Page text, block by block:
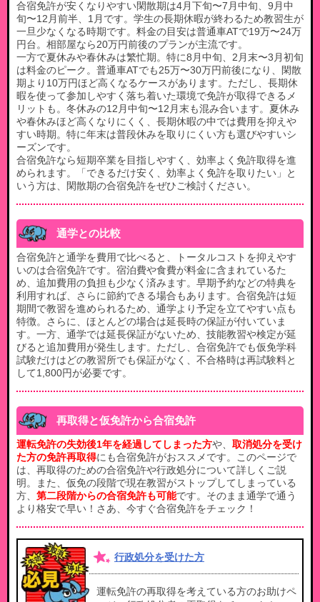
合宿免許が安くなりやすい閑散期は4月下旬〜7月中旬、9月中
旬〜12月前半、1月です。学生の長期休暇が終わるため教習生が
一旦少なくなる時期です。料金の目安は普通車ATで19万〜24万
円台。相部屋なら20万円前後のプランが主流です。
一方で夏休みや春休みは繁忙期。特に8月中旬、2月末〜3月初旬
は料金のピーク。普通車ATでも25万〜30万円前後になり、閑散
期より10万円ほど高くなるケースがあります。ただし、長期休
暇を使って参加しやすく落ち着いた環境で免許が取得できるメ
リットも。冬休みの12月中旬〜12月末も混み合います。夏休み
や春休みほど高くなりにくく、長期休暇の中では費用を抑えや
すい時期。特に年末は普段休みを取りにくい方も選びやすいシ
ーズンです。
合宿免許なら短期卒業を目指しやすく、効率よく免許取得を進
められます。「できるだけ安く、効率よく免許を取りたい」と
いう方は、閑散期の合宿免許をぜひご検討ください。
通学との比較
合宿免許と通学を費用で比べると、トータルコストを抑えやす
いのは合宿免許です。宿泊費や食費が料金に含まれているた
め、追加費用の負担も少なく済みます。早期予約などの特典を
利用すれば、さらに節約できる場合もあります。合宿免許は短
期間で教習を進められるため、通学より予定を立てやすい点も
特徴。さらに、ほとんどの場合は延長時の保証が付いていま
す。一方、通学では延長保証がないため、技能教習や検定が延
びると追加費用が発生します。ただし、合宿免許でも仮免学科
試験だけはどの教習所でも保証がなく、不合格時は再試験料と
して1,800円が必要です。
再取得と仮免許から合宿免許
運転免許の失効後1年を経過してしまった方や、 取消処分を受け
た方の免許再取得にも合宿免許がおススメです。このページで
は、再取得のための合宿免許や行政処分について詳しくご説
明。また、仮免の段階で現在教習がストップしてしまっている
方、 第二段階からの合宿免許も可能です。そのまま通学で通う
より格安で早い！さあ、今すぐ合宿免許をチェック！
行政処分を受けた方
運転免許の再取得を考えている方のお助けペ